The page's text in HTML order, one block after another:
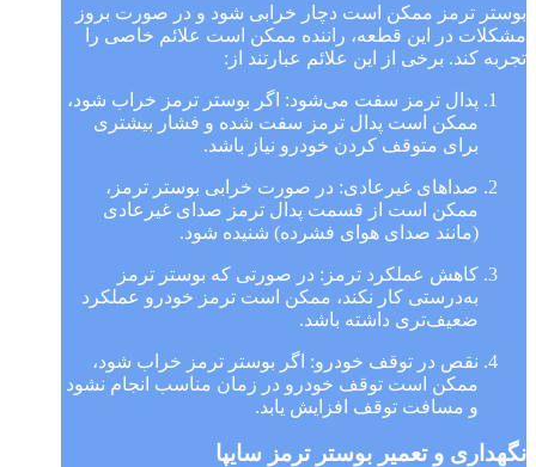
بوستر ترمز ممکن است دچار خرابی شود و در صورت بروز
مشکلات در این قطعه، راننده ممکن است علائم خاصی را
تجربه کند. برخی از این علائم عبارتند از:
پدال ترمز سفت می‌شود: اگر بوستر ترمز خراب شود،
ممکن است پدال ترمز سفت شده و فشار بیشتری
برای متوقف کردن خودرو نیاز باشد.
صداهای غیرعادی: در صورت خرابی بوستر ترمز،
ممکن است از قسمت پدال ترمز صدای غیرعادی
(مانند صدای هوای فشرده) شنیده شود.
کاهش عملکرد ترمز: در صورتی که بوستر ترمز
به‌درستی کار نکند، ممکن است ترمز خودرو عملکرد
ضعیف‌تری داشته باشد.
نقص در توقف خودرو: اگر بوستر ترمز خراب شود،
ممکن است توقف خودرو در زمان مناسب انجام نشود
و مسافت توقف افزایش یابد.
نگهداری و تعمیر بوستر ترمز سایپا